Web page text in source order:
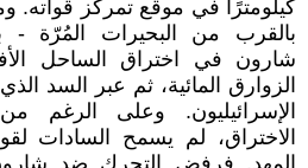
كيلومترًا في موقع تمركز قواته.
بالقرب من البحيرات المُرّة -
شارون في اختراق الساحل
الزوارق المائية، ثم عبر السد
الإسرائيليون. وعلى الرغم
الاختراق، لم يسمح السادات